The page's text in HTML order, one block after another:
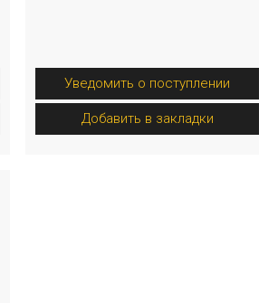
Уведомить о поступлении
Добавить в закладки